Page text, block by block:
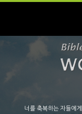
너를 축복하는 자들에